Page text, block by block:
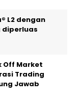
L2 dengan
diperluas
Off Market
Trading
Jawab